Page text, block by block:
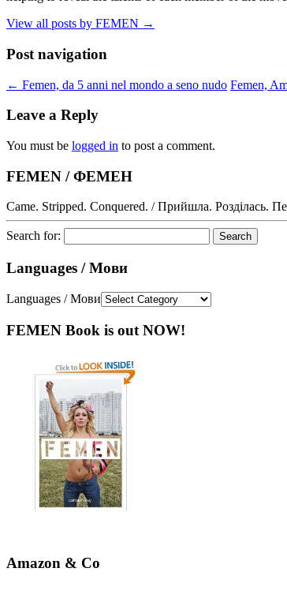
View all posts by FEMEN →
Post navigation
← Femen, da 5 anni nel mondo a seno nudo Femen,
Leave a Reply
You must be logged in to post a comment.
FEMEN / ФЕМЕН
Came. Stripped. Conquered. / Прийшла. Розділась.
Search for:
Languages / Мови
Languages / Мови
FEMEN Book is out NOW!
Amazon & Co